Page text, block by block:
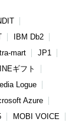
IBM Db2
mart
JP1
ギフト
Logue
Azure
MOBI VOICE